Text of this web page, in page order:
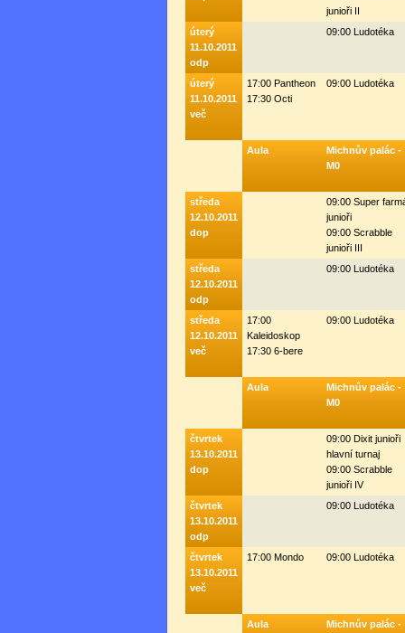
junioři II
úterý
11.10.2011
odp
09:00 Ludotéka
úterý
11.10.2011
več
17:00 Pantheon
17:30 Octi
09:00 Ludotéka
Aula
Michnův palác -
M0
středa
12.10.2011
dop
09:00 Super
junioři
09:00 Scrabble
junioři III
středa
12.10.2011
odp
09:00 Ludotéka
středa
12.10.2011
več
17:00
Kaleidoskop
17:30 6-bere
09:00 Ludotéka
Aula
Michnův palác -
M0
čtvrtek
13.10.2011
dop
09:00 Dixit junioři
hlavní turnaj
09:00 Scrabble
junioři IV
čtvrtek
13.10.2011
odp
09:00 Ludotéka
čtvrtek
13.10.2011
več
17:00 Mondo 09:00 Ludotéka
Aula
Michnův palác -